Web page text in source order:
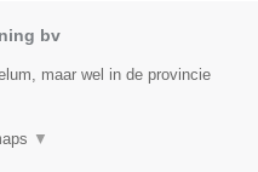
bv
maar wel in de provincie
▼